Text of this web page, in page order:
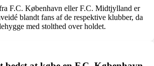
F.C. København eller F.C. Midtjylland er
blandt fans af de respektive klubber, da
med stolthed over holdet.